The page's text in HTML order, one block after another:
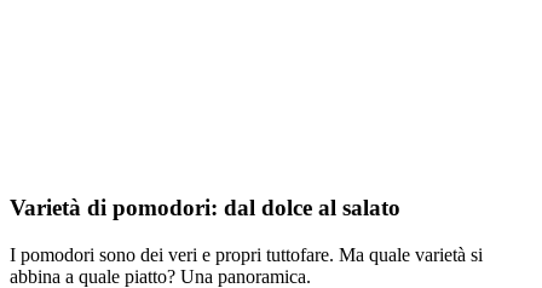
Varietà di pomodori: dal dolce al salato
I pomodori sono dei veri e propri tuttofare. Ma quale varietà si
abbina a quale piatto? Una panoramica.